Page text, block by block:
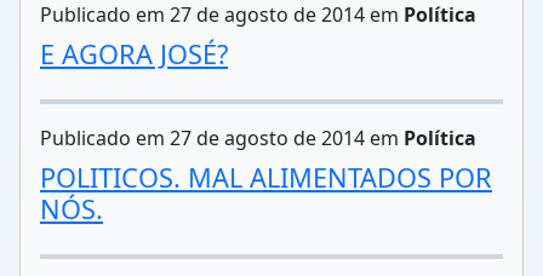
Publicado em 27 de agosto de 2014 em Política
E AGORA JOSÉ?
Publicado em 27 de agosto de 2014 em Política
POLITICOS. MAL ALIMENTADOS POR
NÓS.